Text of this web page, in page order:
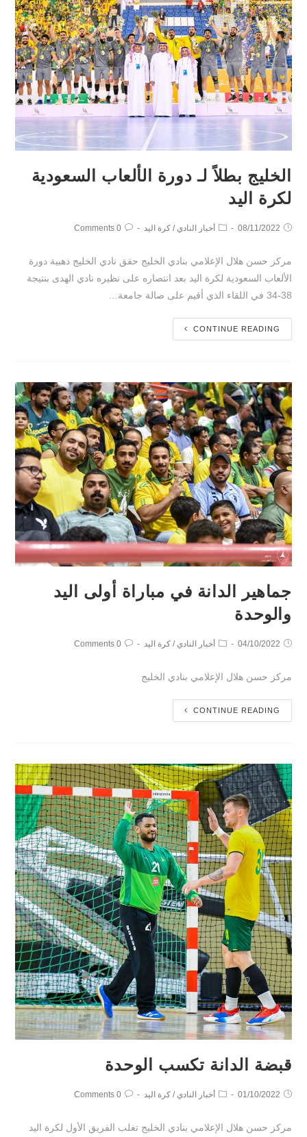
الخليج بطلاً لـ دورة الألعاب السعودية
لكرة اليد
08/11/2022 أخبار النادي / كرة اليد 0 Comments
مركز حسن هلال الإعلامي بنادي الخليج حقق نادي الخليج ذهبية دورة
الألعاب السعودية لكرة اليد بعد انتصاره على نظيره نادي الهدى بنتيجة
38-34 في اللقاء الذي أقيم على صالة جامعة…
CONTINUE READING
جماهير الدانة في مباراة أولى اليد
والوحدة
04/10/2022 أخبار النادي / كرة اليد 0 Comments
مركز حسن هلال الإعلامي بنادي الخليج
CONTINUE READING
قبضة الدانة تكسب الوحدة
01/10/2022 أخبار النادي / كرة اليد 0 Comments
مركز حسن هلال الإعلامي بنادي الخليج تغلب الفريق الأول لكرة اليد